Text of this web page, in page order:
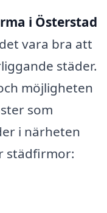
i Österstad
vara bra att
städer.
möjligheten
som
i närheten
städfirmor: